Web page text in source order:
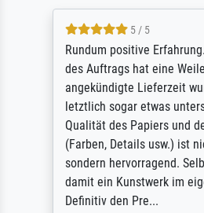
5 / 5
Rundum positive
des Auftrags hat eine
angekündigte Lieferzeit
letztlich sogar etwas
Qualität des Papiers und
(Farben, Details usw.) ist
sondern hervorragend.
damit ein Kunstwerk im
Definitiv den Pre...